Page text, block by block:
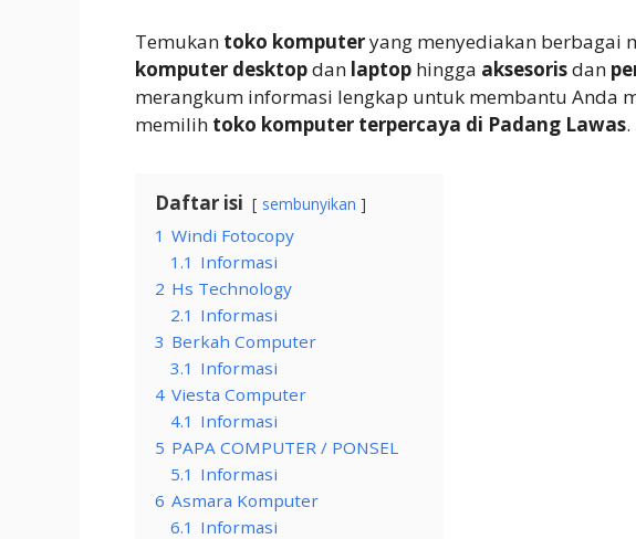
Temukan toko komputeryang menyediakan berbagai
komputer desktopdan laptop hingga aksesorisdan
merangkum informasi lengkap untuk membantu Anda
memilih toko komputer terpercaya di Padang Lawas.
Daftar isi sembunyikan
1 Windi Fotocopy
1.1 Informasi
2 Hs Technology
2.1 Informasi
3 Berkah Computer
3.1 Informasi
4 Viesta Computer
4.1 Informasi
5 PAPA COMPUTER / PONSEL
5.1 Informasi
6 Asmara Komputer
6.1 Informasi